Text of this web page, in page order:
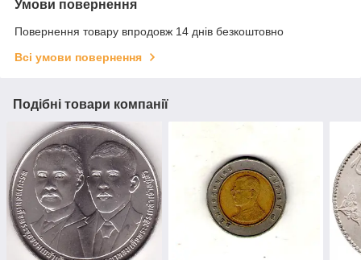
Умови повернення
Повернення товару впродовж 14 днів безкоштовно
Всі умови повернення
Подібні товари компанії